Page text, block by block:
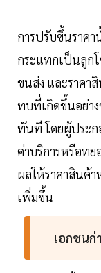
การปรับขึ้นราค
กระแทกเป็นลูก
ขนส่ง และราคา
ทบที่เกิดขึ้นอย่า
ทันที โดยผู้ประก
ค่าบริการหรือท
ผลให้ราคาสินค้
เพิ่มขึ้น
เอกชน